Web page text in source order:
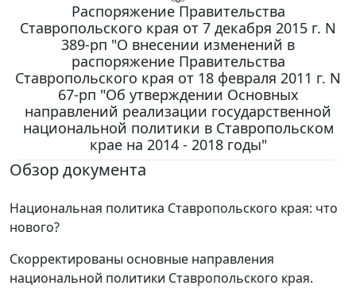
Распоряжение Правительства
Ставропольского края от 7 декабря 2015 г. N
389-рп "О внесении изменений в
распоряжение Правительства
Ставропольского края от 18 февраля 2011 г. N
67-рп "Об утверждении Основных
направлений реализации государственной
национальной политики в Ставропольском
крае на 2014 - 2018 годы"
Обзор документа
Национальная политика Ставропольского края: что
нового?
Скорректированы основные направления
национальной политики Ставропольского края.